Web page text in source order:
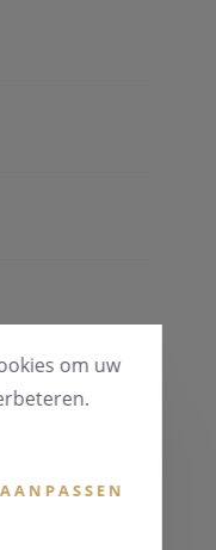
om uw
AANPASSEN